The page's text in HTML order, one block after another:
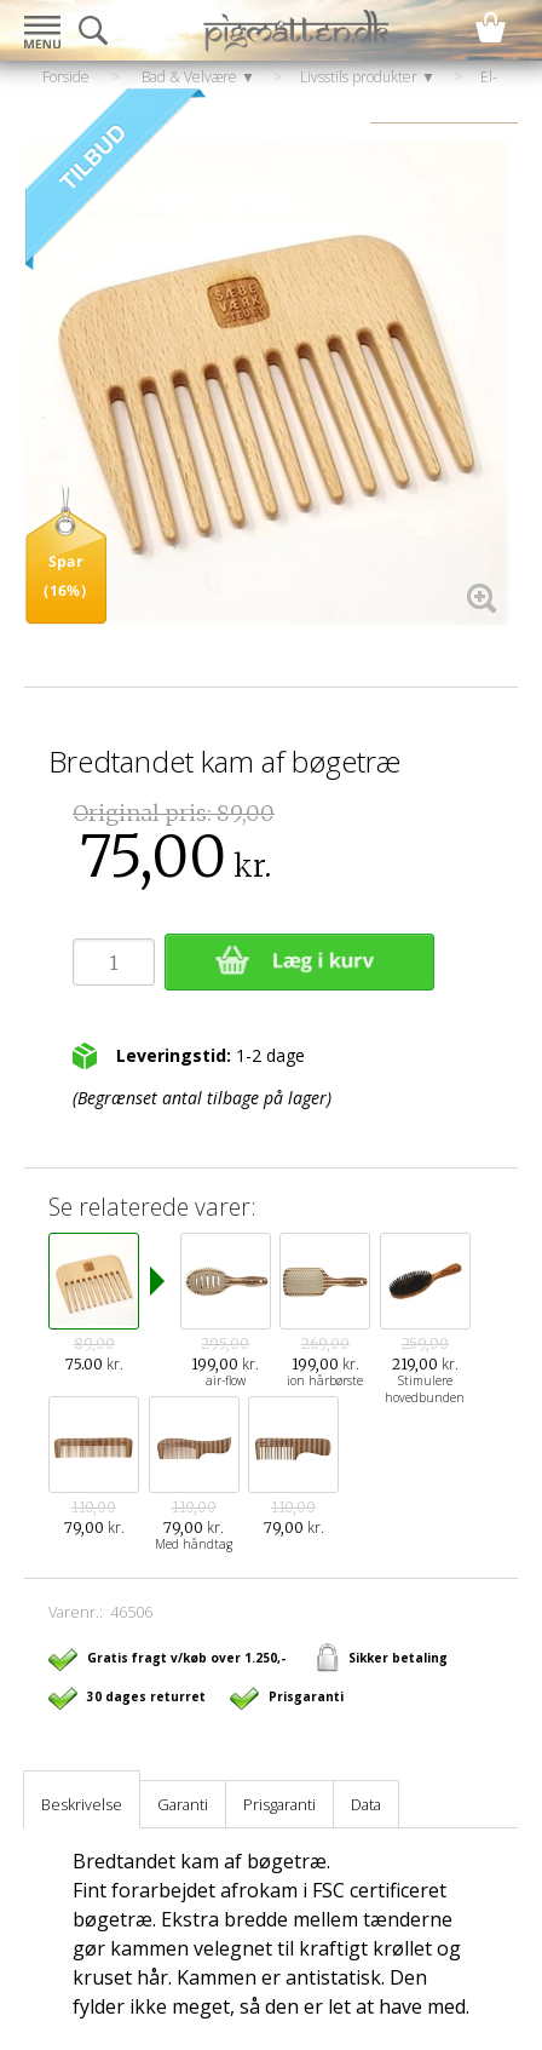
Forside > Bad & Velvære ▼ > Livsstils produkter ▼ >
El-
Hair style & hårtørrer
Spar
(16%)
Bredtandet kam af bøgetræ
Original pris:89,00
75,00 kr.
Leveringstid: 1-2 dage
(Begrænset antal tilbage på lager)
Se relaterede varer:
89,00
75.00 kr.
295,00
199,00 kr.
air-flow
269,00
199,00 kr.
ion hårbørste
259,00
219,00 kr.
Stimulere
hovedbunden
110,00
79,00 kr.
110,00
79,00 kr.
Med håndtag
110,00
79,00 kr.
Varenr.:46506
Gratis fragt v/køb over 1.250,- Sikker betaling
30 dages returret Prisgaranti
Beskrivelse Garanti Prisgaranti Data
Bredtandet kam af bøgetræ.
Fint forarbejdet afrokam i FSC certificeret
bøgetræ. Ekstra bredde mellem tænderne
gør kammen velegnet til kraftigt krøllet og
kruset hår. Kammen er antistatisk. Den
fylder ikke meget, så den er let at have med.